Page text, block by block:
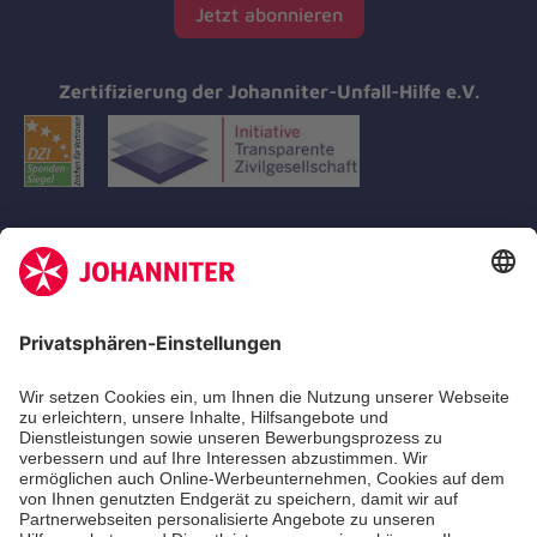
Jetzt abonnieren
Zertifizierung der Johanniter-Unfall-Hilfe e.V.
Erste-Hilfe-Kurse
Jobs
Ehrenamt
Freiwilligendienst